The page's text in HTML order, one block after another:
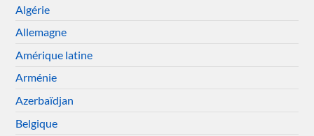
Algérie
Allemagne
Amérique latine
Arménie
Azerbaïdjan
Belgique